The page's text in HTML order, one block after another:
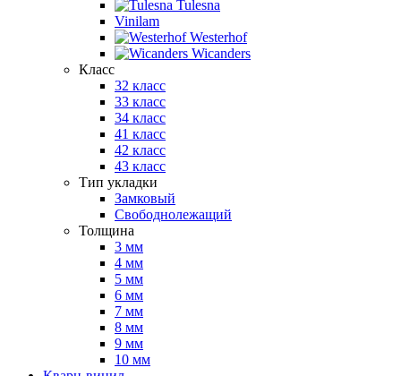
Tulesna
Vinilam
Westerhof
Wicanders
Класс
32 класс
33 класс
34 класс
41 класс
42 класс
43 класс
Тип укладки
Замковый
Свободнолежащий
Толщина
3 мм
4 мм
5 мм
6 мм
7 мм
8 мм
9 мм
10 мм